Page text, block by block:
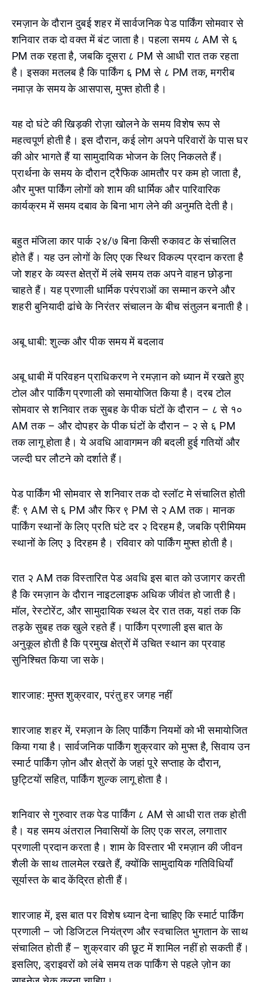
रमज़ान के दौरान दुबई शहर में सार्वजनिक पेड पार्किंग सोमवार से
शनिवार तक दो वक्त में बंट जाता है। पहला समय ८ AM से ६
PM तक रहता है, जबकि दूसरा ८ PM से आधी रात तक रहता
है। इसका मतलब है कि पार्किंग ६ PM से ८ PM तक, मगरीब
नमाज़ के समय के आसपास, मुफ्त होती है।
यह दो घंटे की खिड़की रोज़ा खोलने के समय विशेष रूप से
महत्वपूर्ण होती है। इस दौरान, कई लोग अपने परिवारों के पास घर
की ओर भागते हैं या सामुदायिक भोजन के लिए निकलते हैं।
प्रार्थना के समय के दौरान ट्रैफिक आमतौर पर कम हो जाता है,
और मुफ्त पार्किंग लोगों को शाम की धार्मिक और पारिवारिक
कार्यक्रम में समय दबाव के बिना भाग लेने की अनुमति देती है।
बहुत मंजिला कार पार्क २४/७ बिना किसी रुकावट के संचालित
होते हैं। यह उन लोगों के लिए एक स्थिर विकल्प प्रदान करता है
जो शहर के व्यस्त क्षेत्रों में लंबे समय तक अपने वाहन छोड़ना
चाहते हैं। यह प्रणाली धार्मिक परंपराओं का सम्मान करने और
शहरी बुनियादी ढांचे के निरंतर संचालन के बीच संतुलन बनाती है।
अबू धाबी: शुल्क और पीक समय में बदलाव
अबू धाबी में परिवहन प्राधिकरण ने रमज़ान को ध्यान में रखते हुए
टोल और पार्किंग प्रणाली को समायोजित किया है। दरब टोल
सोमवार से शनिवार तक सुबह के पीक घंटों के दौरान – ८ से १०
AM तक – और दोपहर के पीक घंटों के दौरान – २ से ६ PM
तक लागू होता है। ये अवधि आवागमन की बदली हुई गतियों और
जल्दी घर लौटने को दर्शाते हैं।
पेड पार्किंग भी सोमवार से शनिवार तक दो स्लॉट मे संचालित होती
हैं: ९ AM से ६ PM और फिर ९ PM से २ AM तक। मानक
पार्किंग स्थानों के लिए प्रति घंटे दर २ दिरहम है, जबकि प्रीमियम
स्थानों के लिए ३ दिरहम है। रविवार को पार्किंग मुफ्त होती है।
रात २ AM तक विस्तारित पेड अवधि इस बात को उजागर करती
है कि रमज़ान के दौरान नाइटलाइफ अधिक जीवंत हो जाती है।
मॉल, रेस्टोरेंट, और सामुदायिक स्थल देर रात तक, यहां तक कि
तड़के सुबह तक खुले रहते हैं। पार्किंग प्रणाली इस बात के
अनुकूल होती है कि प्रमुख क्षेत्रों में उचित स्थान का प्रवाह
सुनिश्चित किया जा सके।
शारजाह: मुफ्त शुक्रवार, परंतु हर जगह नहीं
शारजाह शहर में, रमज़ान के लिए पार्किंग नियमों को भी समायोजित
किया गया है। सार्वजनिक पार्किंग शुक्रवार को मुफ्त है, सिवाय उन
स्मार्ट पार्किंग ज़ोन और क्षेत्रों के जहां पूरे सप्ताह के दौरान,
छुट्टियों सहित, पार्किंग शुल्क लागू होता है।
शनिवार से गुरुवार तक पेड पार्किंग ८ AM से आधी रात तक होती
है। यह समय अंतराल निवासियों के लिए एक सरल, लगातार
प्रणाली प्रदान करता है। शाम के विस्तार भी रमज़ान की जीवन
शैली के साथ तालमेल रखते हैं, क्योंकि सामुदायिक गतिविधियाँ
सूर्यास्त के बाद केंद्रित होती हैं।
शारजाह में, इस बात पर विशेष ध्यान देना चाहिए कि स्मार्ट पार्किंग
प्रणाली – जो डिजिटल नियंत्रण और स्वचालित भुगतान के साथ
संचालित होती हैं – शुक्रवार की छूट में शामिल नहीं हो सकती हैं।
इसलिए, ड्राइवरों को लंबे समय तक पार्किंग से पहले ज़ोन का